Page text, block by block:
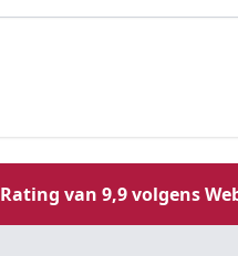
Rating van 9,9 volgens